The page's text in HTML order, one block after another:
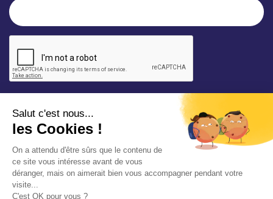
Votre adresse e-mail est uniquement utilisée pour
vous envoyer les lettres d'information de la Mairie de
Saint-Aubin-sur-Mer. Vous pouvez à tout moment
utiliser le lien de désabonnement intégré dans la